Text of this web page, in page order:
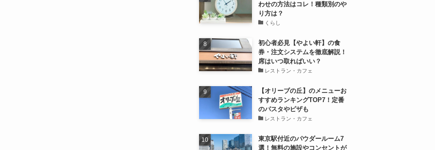
わせの方法はコレ！種類別のや
り方は？
くらし
初心者必見【やよい軒】の食
券・注文システムを徹底解説！
席はいつ取ればいい？
レストラン・カフェ
【オリーブの丘】のメニューお
すすめランキングTOP7！定番
のパスタやピザも
レストラン・カフェ
東京駅付近のパウダールーム7
選！無料の施設やコンセントが